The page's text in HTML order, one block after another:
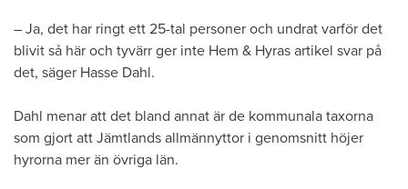
– Ja, det har ringt ett 25-tal personer och undrat varför det
blivit så här och tyvärr ger inte Hem & Hyras artikel svar på
det, säger Hasse Dahl.
Dahl menar att det bland annat är de kommunala taxorna
som gjort att Jämtlands allmännyttor i genomsnitt höjer
hyrorna mer än övriga län.